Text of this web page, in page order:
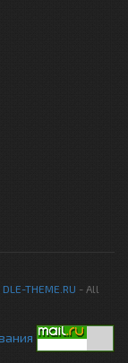
DLE-THEME.RU - All